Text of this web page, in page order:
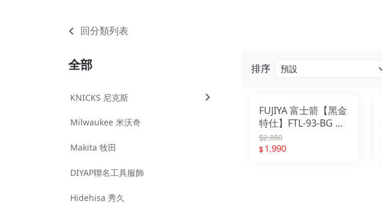
回分類列表
排序
FUJIYA 富士箭【黑金
特仕】FTL-93-BG 鋁
合金水平尺(開關箱專
用)
$2,850
$1,990
全部
KNICKS 尼克斯
Milwaukee 米沃奇
Makita 牧田
DIYAP聯名工具服飾
Hidehisa 秀久